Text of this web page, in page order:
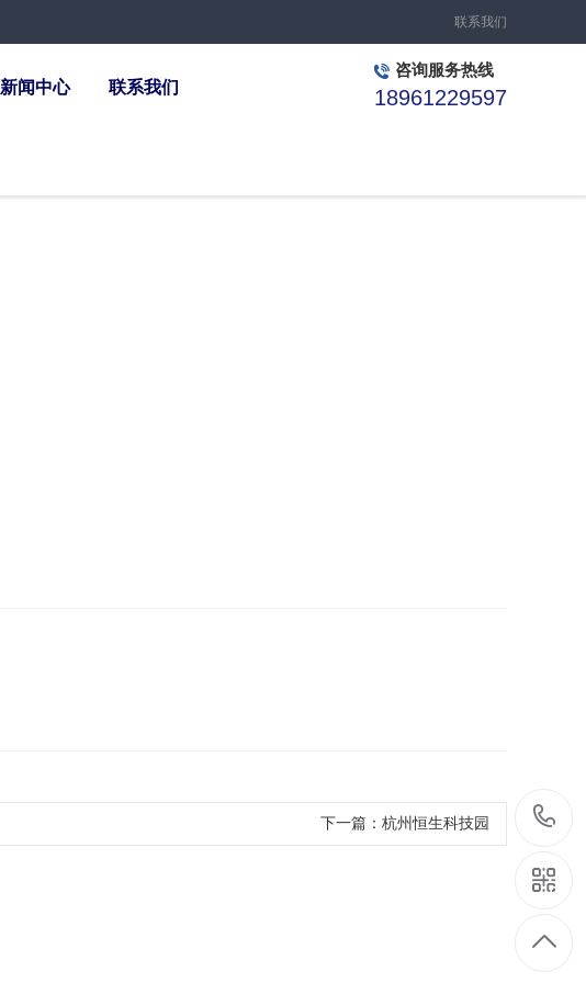
联系我们
新闻中心 联系我们
咨询服务热线
18961229597
下一篇： 杭州恒生科技园